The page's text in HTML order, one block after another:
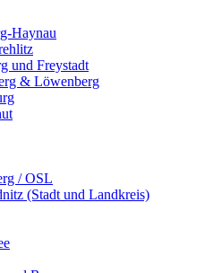
Haynau
und Freystadt
& Löwenberg
/ OSL
(Stadt und Landkreis)